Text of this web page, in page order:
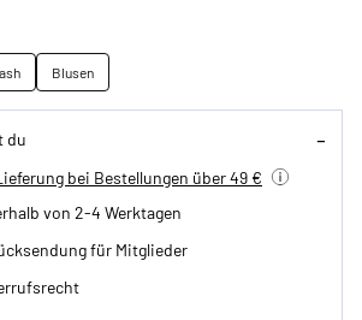
Blusen
du
bei Bestellungen über 49 €
von 2-4 Werktagen
für Mitglieder